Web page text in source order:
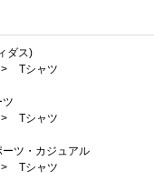
ダス)
>
Tシャツ
ツ
>
Tシャツ
ツ・カジュアル
>
Tシャツ